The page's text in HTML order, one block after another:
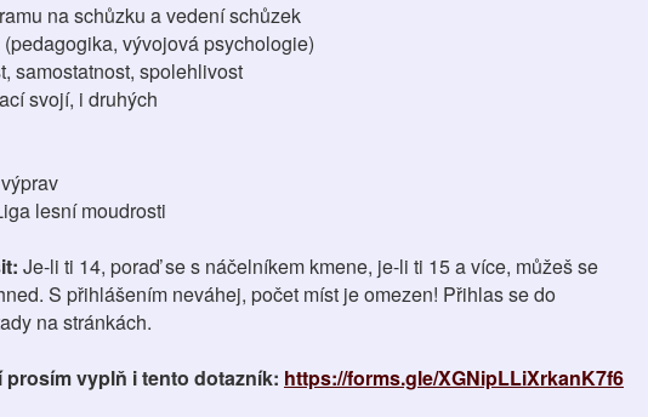
na schůzku a vedení schůzek
vývojová psychologie)
samostatnost, spolehlivost
svojí, i druhých
lesní moudrosti
Je-li ti 14, poraď se s náčelníkem kmene, je-li ti 15 a více, můžeš se
S přihlášením neváhej, počet míst je omezen! Přihlas se do
na stránkách.
prosím vyplň i tento dotazník: https://forms.gle/XGNipLLiXrkanK7f6